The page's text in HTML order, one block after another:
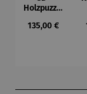
Holzpuzzle
Weltkarte
Regulärer
135,00 €